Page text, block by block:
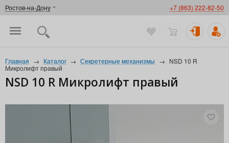
Ростов-на-Дону +7 (863) 222-82-50
Главная → Каталог → Секретерные механизмы → NSD 10 R
Микролифт правый
NSD 10 R Микролифт правый